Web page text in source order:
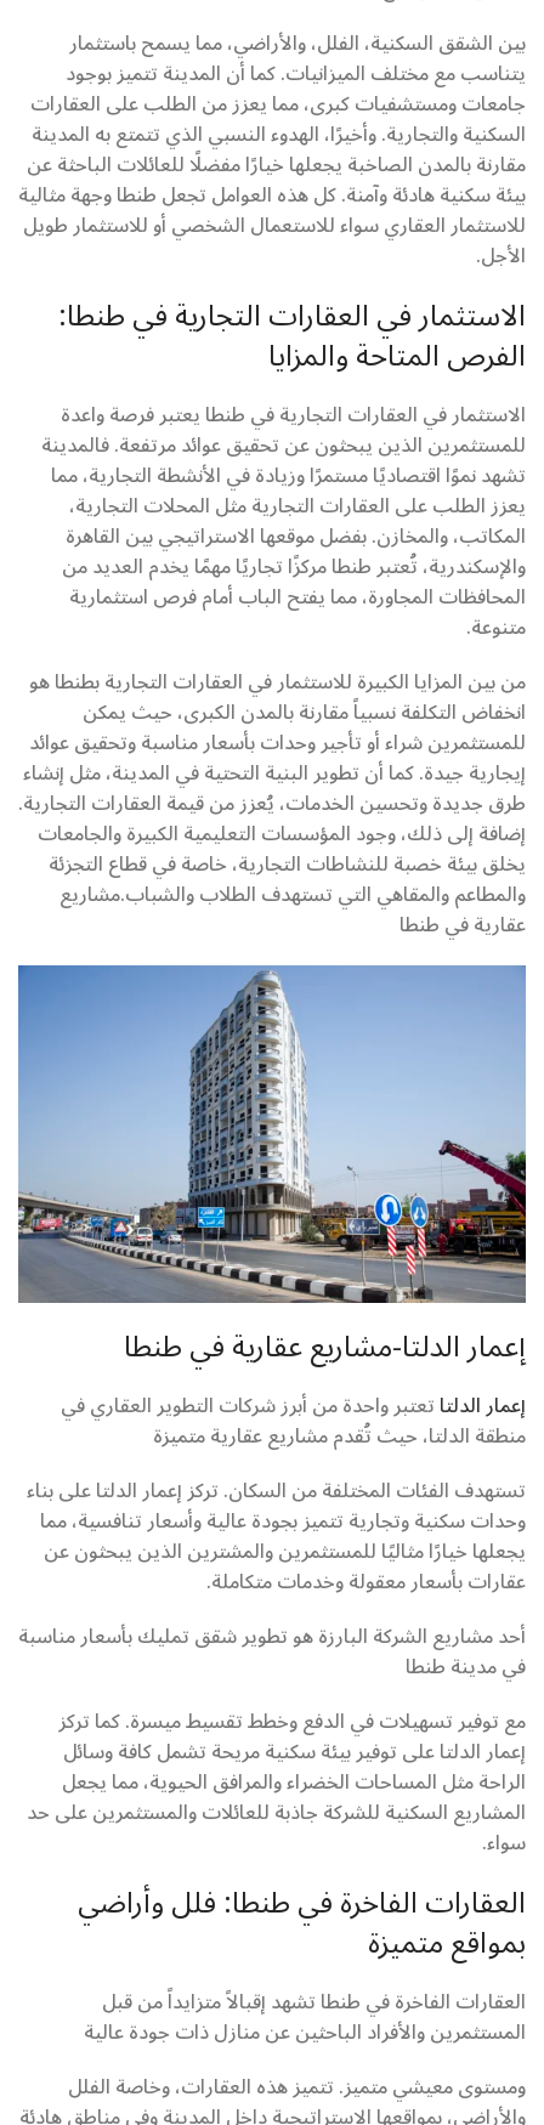
بين الشقق السكنية، الفلل، والأراضي، مما يسمح باستثمار
يتناسب مع مختلف الميزانيات. كما أن المدينة تتميز بوجود
جامعات ومستشفيات كبرى، مما يعزز من الطلب على العقارات
السكنية والتجارية. وأخيرًا، الهدوء النسبي الذي تتمتع به المدينة
مقارنة بالمدن الصاخبة يجعلها خيارًا مفضلًا للعائلات الباحثة عن
بيئة سكنية هادئة وآمنة. كل هذه العوامل تجعل طنطا وجهة مثالية
للاستثمار العقاري سواء للاستعمال الشخصي أو للاستثمار طويل
الأجل.
الاستثمار في العقارات التجارية في طنطا:
الفرص المتاحة والمزايا
الاستثمار في العقارات التجارية في طنطا يعتبر فرصة واعدة
للمستثمرين الذين يبحثون عن تحقيق عوائد مرتفعة. فالمدينة
تشهد نموًا اقتصاديًا مستمرًا وزيادة في الأنشطة التجارية، مما
يعزز الطلب على العقارات التجارية مثل المحلات التجارية،
المكاتب، والمخازن. بفضل موقعها الاستراتيجي بين القاهرة
والإسكندرية، تُعتبر طنطا مركزًا تجاريًا مهمًا يخدم العديد من
المحافظات المجاورة، مما يفتح الباب أمام فرص استثمارية
متنوعة.
من بين المزايا الكبيرة للاستثمار في العقارات التجارية بطنطا هو
انخفاض التكلفة نسبياً مقارنة بالمدن الكبرى، حيث يمكن
للمستثمرين شراء أو تأجير وحدات بأسعار مناسبة وتحقيق عوائد
إيجارية جيدة. كما أن تطوير البنية التحتية في المدينة، مثل إنشاء
طرق جديدة وتحسين الخدمات، يُعزز من قيمة العقارات التجارية.
إضافة إلى ذلك، وجود المؤسسات التعليمية الكبيرة والجامعات
يخلق بيئة خصبة للنشاطات التجارية، خاصة في قطاع التجزئة
والمطاعم والمقاهي التي تستهدف الطلاب والشباب.مشاريع
عقارية في طنطا
إعمار الدلتا-مشاريع عقارية في طنطا
إعمار الدلتاتعتبر واحدة من أبرز شركات التطوير العقاري في
منطقة الدلتا، حيث تُقدم مشاريع عقارية متميزة
تستهدف الفئات المختلفة من السكان. تركز إعمار الدلتا على بناء
وحدات سكنية وتجارية تتميز بجودة عالية وأسعار تنافسية، مما
يجعلها خيارًا مثاليًا للمستثمرين والمشترين الذين يبحثون عن
عقارات بأسعار معقولة وخدمات متكاملة.
أحد مشاريع الشركة البارزة هو تطوير شقق تمليك بأسعار مناسبة
في مدينة طنطا
مع توفير تسهيلات في الدفع وخطط تقسيط ميسرة. كما تركز
إعمار الدلتا على توفير بيئة سكنية مريحة تشمل كافة وسائل
الراحة مثل المساحات الخضراء والمرافق الحيوية، مما يجعل
المشاريع السكنية للشركة جاذبة للعائلات والمستثمرين على حد
سواء.
العقارات الفاخرة في طنطا: فلل وأراضي
بمواقع متميزة
العقارات الفاخرة في طنطا تشهد إقبالاً متزايداً من قبل
المستثمرين والأفراد الباحثين عن منازل ذات جودة عالية
ومستوى معيشي متميز. تتميز هذه العقارات، وخاصة الفلل